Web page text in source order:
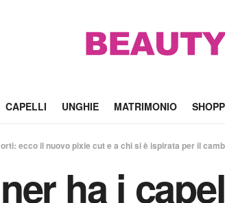
CAPELLI UNGHIE MATRIMONIO
ecco il nuovo pixie cut e a chi si è ispirata per il
ha i